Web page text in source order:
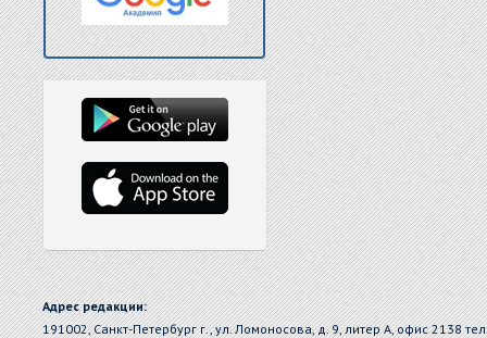
Адрес редакции:
191002, Санкт-Петербург г., ул. Ломоносова, д. 9, литер А, офис 2138